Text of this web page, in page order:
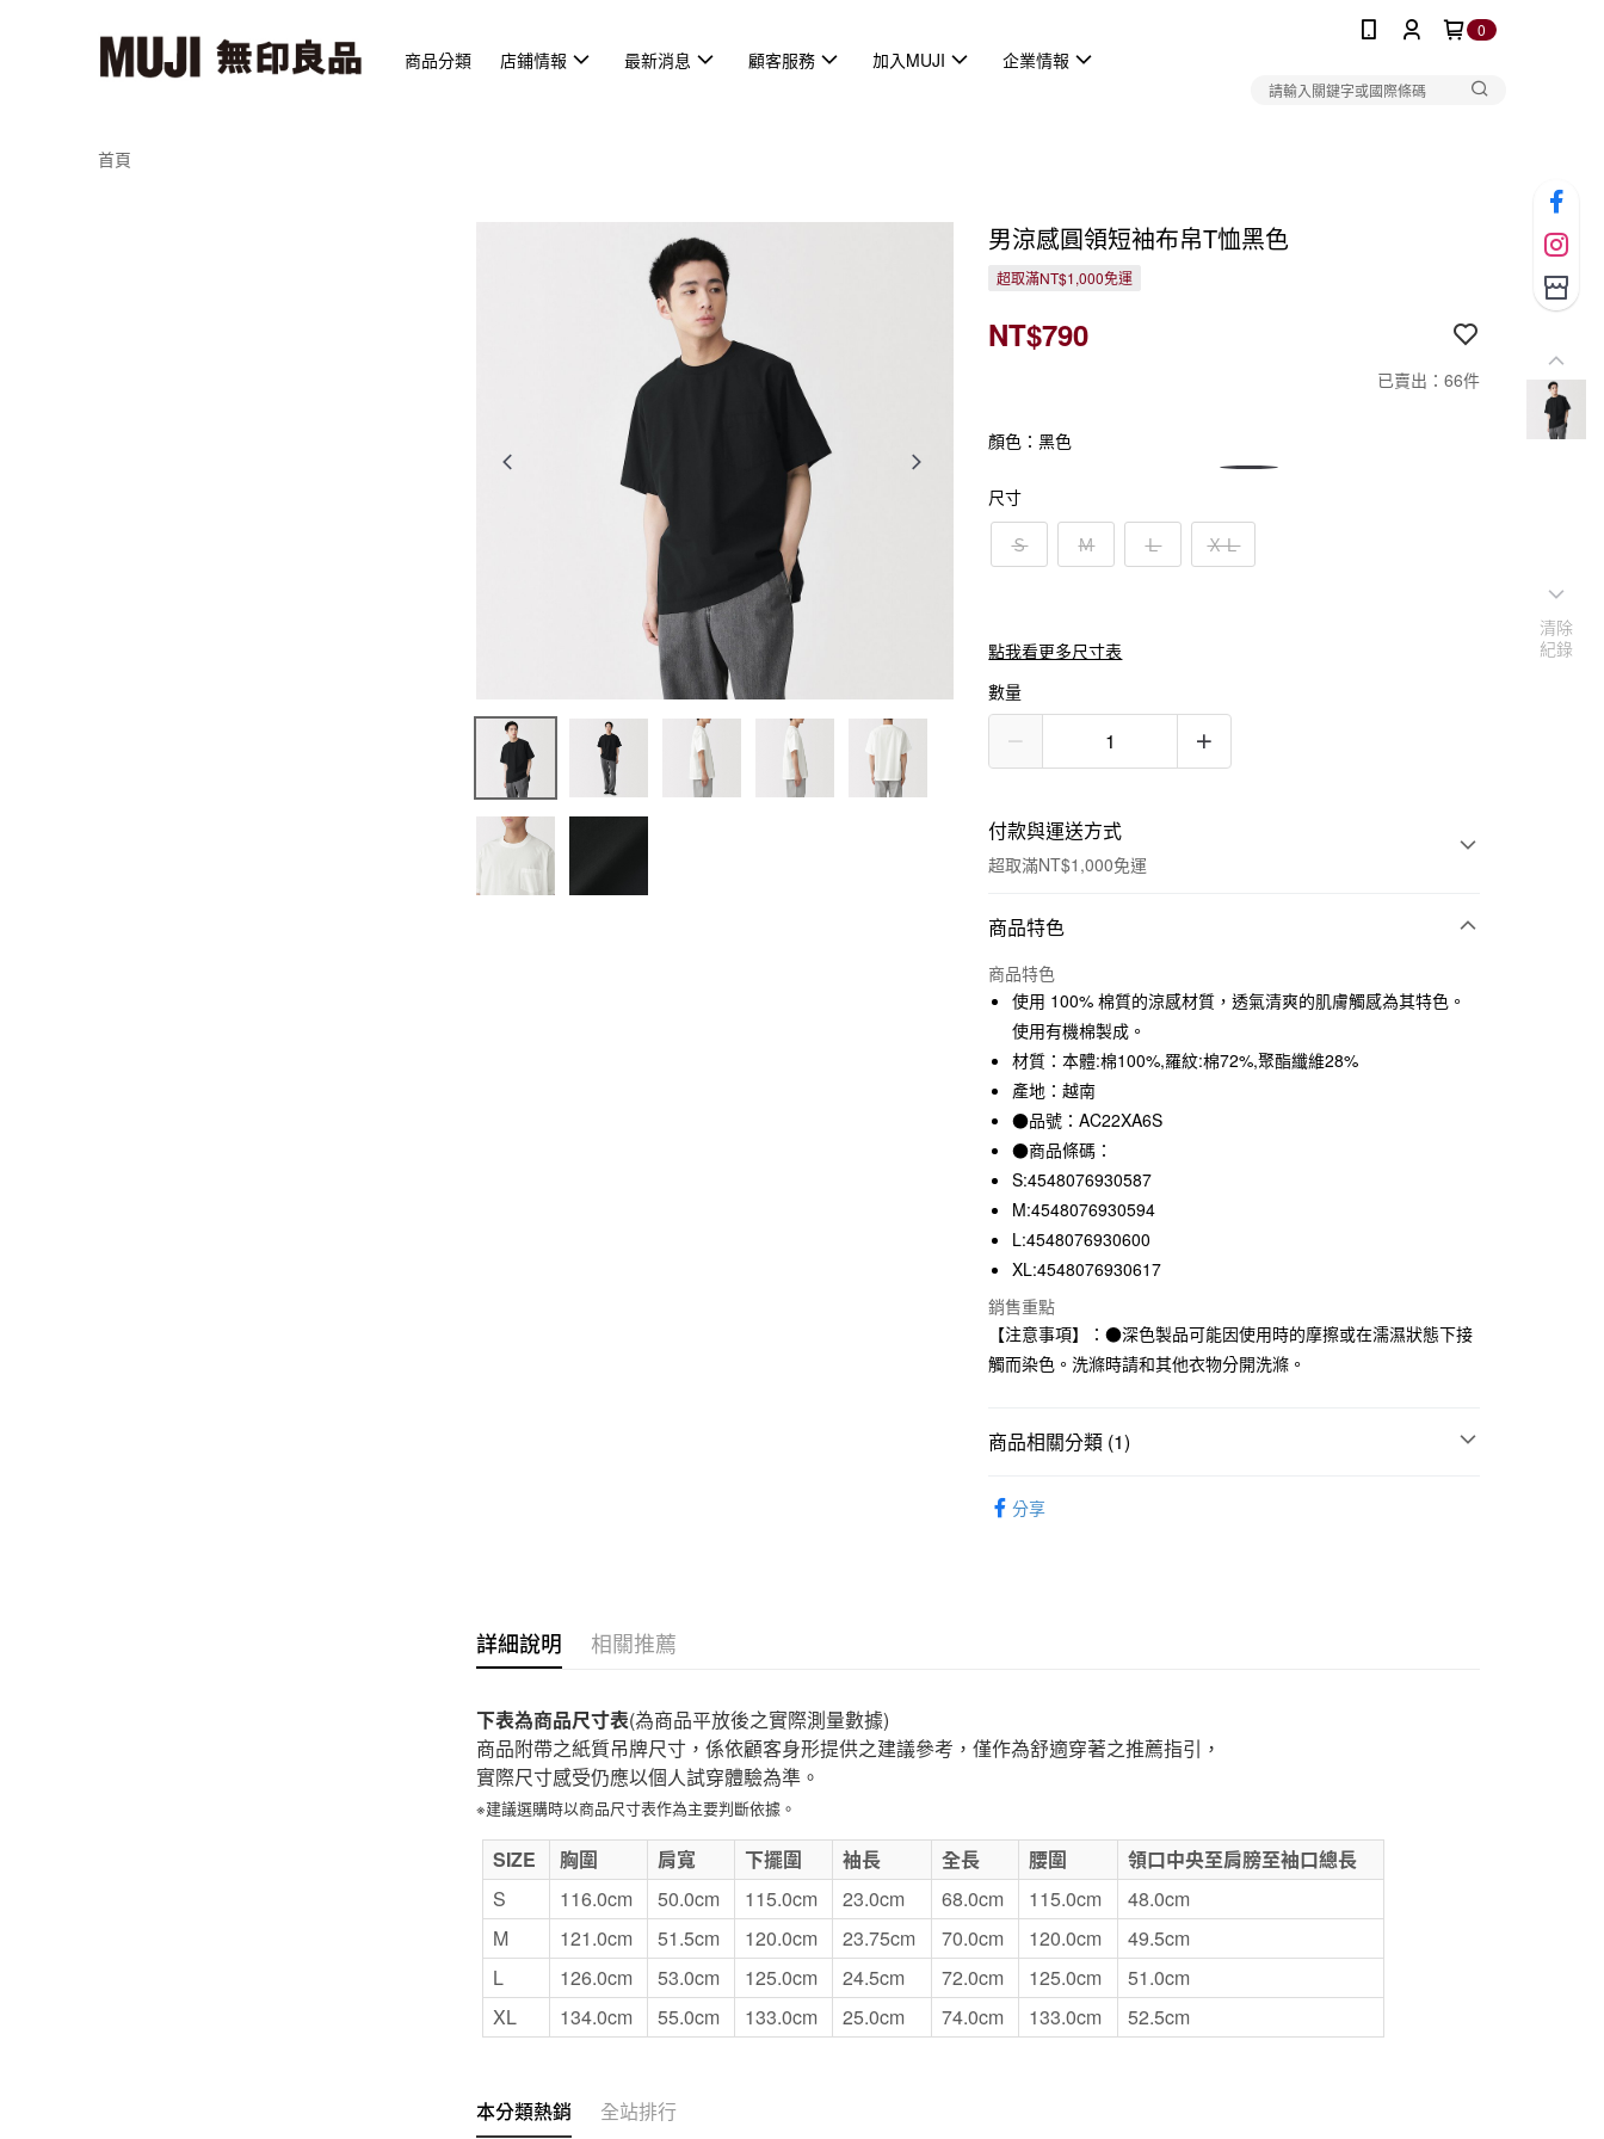
0
商品分類 店鋪情報 最新消息 顧客服務 加入MUJI 企業情報
首頁
男涼感圓領短袖布帛T恤黑色
超取滿NT$1,000免運
NT$790
已賣出：66件
顏色：黑色
尺寸
Ｓ
Ｍ Ｌ ＸＬ
點我看更多尺寸表
數量
付款與運送方式
超取滿NT$1,000免運
付款方式
信用卡一次付款
信用卡分期付款
3 期 0 利率 每期NT$263
合作金庫商業銀行
華南商業銀行
上海商業儲蓄銀行
國泰世華商業銀行
臺灣中小企業銀行
匯豐（台灣）商業銀行
聯邦商業銀行
元大商業銀行
台新國際商業銀行
台灣樂天信用卡公司
超商取貨付款
LINE Pay
Apple Pay
街口支付
悠遊付
運送方式
每筆NT$65，滿NT$1,000(含以上)免運費
每筆NT$65，滿NT$1,000(含以上)免運費
每筆NT$150，滿NT$2,000(含以上)免運費
商品特色
商品特色
使用 100% 棉質的涼感材質，透氣清爽的肌膚觸感為其特色。
使用有機棉製成。
材質：本體:棉100%,羅紋:棉72%,聚酯纖維28%
產地：越南
●品號：AC22XA6S
●商品條碼：
S:4548076930587
M:4548076930594
L:4548076930600
XL:4548076930617
銷售重點
【注意事項】：●深色製品可能因使用時的摩擦或在濡濕狀態下接
觸而染色。洗滌時請和其他衣物分開洗滌。
商品相關分類 (1)
分享
詳細說明 相關推薦
下表為商品尺寸表(為商品平放後之實際測量數據)
商品附帶之紙質吊牌尺寸，係依顧客身形提供之建議參考，僅作為舒適穿著之推薦指引，
實際尺寸感受仍應以個人試穿體驗為準。
※建議選購時以商品尺寸表作為主要判斷依據。
SIZE 胸圍 肩寬 下擺圍 袖長 全長 腰圍
領口中央至肩膀至袖口總長
S
116.0cm 50.0cm 115.0cm 23.0cm 68.0cm 115.0cm
48.0cm
M
121.0cm 51.5cm 120.0cm 23.75cm 70.0cm 120.0cm
49.5cm
L
126.0cm 53.0cm 125.0cm 24.5cm 72.0cm 125.0cm
51.0cm
XL
134.0cm 55.0cm 133.0cm 25.0cm 74.0cm 133.0cm 52.5cm
本分類熱銷 全站排行
清除
紀錄